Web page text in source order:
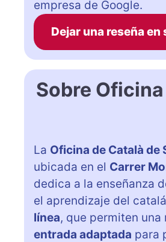
empresa de Google.
Dejar una reseña
Sobre
La Oficina de Català de
ubicada en el Carrer
dedica a la enseñanza
el aprendizaje del
línea, que permiten
entrada adaptada para